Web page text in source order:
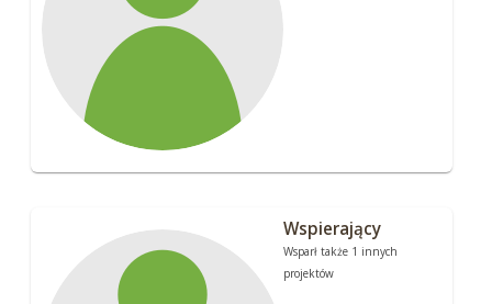
Wspierający
Wsparł także 1 innych
projektów